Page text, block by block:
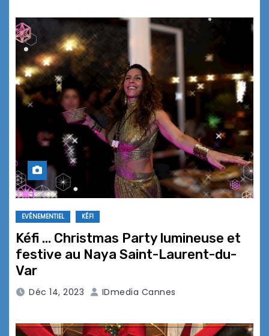
EVÉNEMENTIEL KÉFI
Kéfi … Christmas Party lumineuse et
festive au Naya Saint-Laurent-du-
Var
Déc 14, 2023 IDmedia Cannes